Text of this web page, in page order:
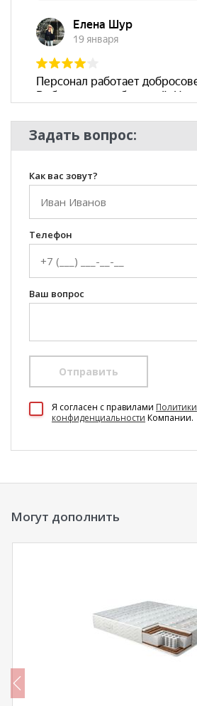
Задать вопрос:
Как вас зовут?
Телефон
Ваш вопрос
Отправить
Я согласен c правилами Политики
конфиденциальности Компании.
Могут дополнить